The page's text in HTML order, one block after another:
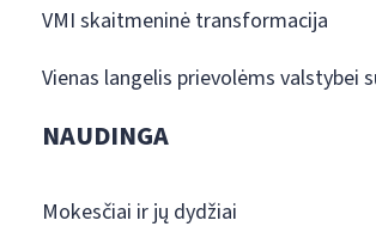
VMI skaitmeninė transformacija
Vienas langelis prievolėms valstybei
NAUDINGA
Mokesčiai ir jų dydžiai